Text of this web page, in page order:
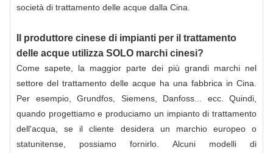
società di trattamento delle acque dalla Cina.
Il produttore cinese di impianti per il trattamento
delle acque utilizza SOLO marchi cinesi?
Come sapete, la maggior parte dei più grandi marchi nel
settore del trattamento delle acque ha una fabbrica in Cina.
Per esempio, Grundfos , Siemens, Danfoss... ecc. Quindi,
quando progettiamo e produciamo un impianto di trattamento
dell'acqua, se il cliente desidera un marchio europeo o
statunitense, possiamo fornirlo. Alcuni modelli di